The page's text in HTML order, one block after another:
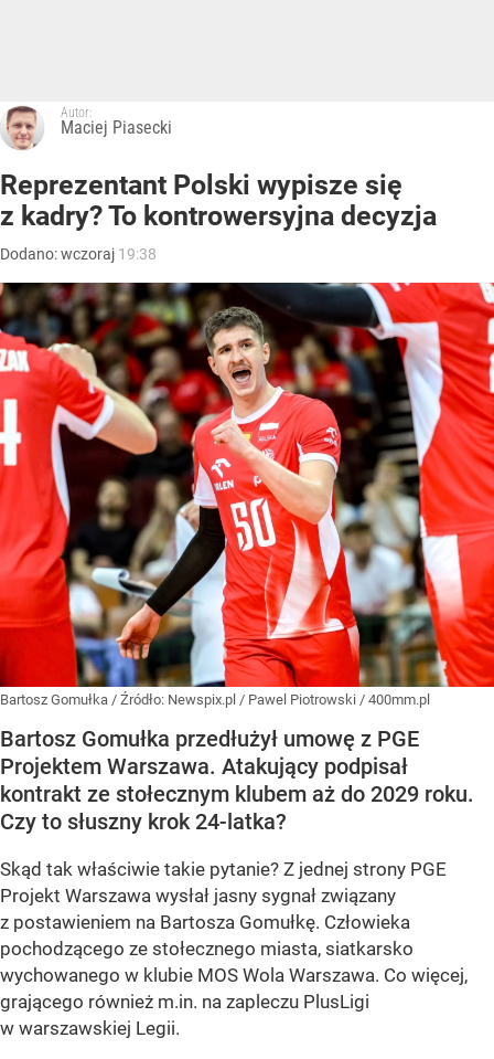
Autor:
Maciej Piasecki
Reprezentant Polski wypisze się
z kadry? To kontrowersyjna decyzja
Dodano:wczoraj 19:38
Bartosz Gomułka / Źródło: Newspix.pl / Pawel Piotrowski / 400mm.pl
Bartosz Gomułka przedłużył umowę z PGE
Projektem Warszawa. Atakujący podpisał
kontrakt ze stołecznym klubem aż do 2029 roku.
Czy to słuszny krok 24-latka?
Skąd tak właściwie takie pytanie? Z jednej strony PGE
Projekt Warszawa wysłał jasny sygnał związany
z postawieniem na Bartosza Gomułkę. Człowieka
pochodzącego ze stołecznego miasta, siatkarsko
wychowanego w klubie MOS Wola Warszawa. Co więcej,
grającego również m.in. na zapleczu PlusLigi
w warszawskiej Legii.